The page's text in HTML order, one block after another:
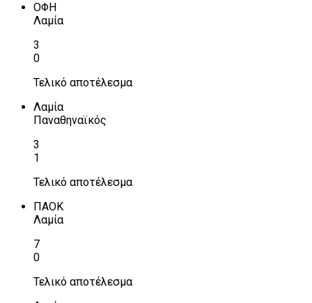
ΟΦΗ
Λαμία
3
0
Τελικό αποτέλεσμα
Λαμία
Παναθηναϊκός
3
1
Τελικό αποτέλεσμα
ΠΑΟΚ
Λαμία
7
0
Τελικό αποτέλεσμα